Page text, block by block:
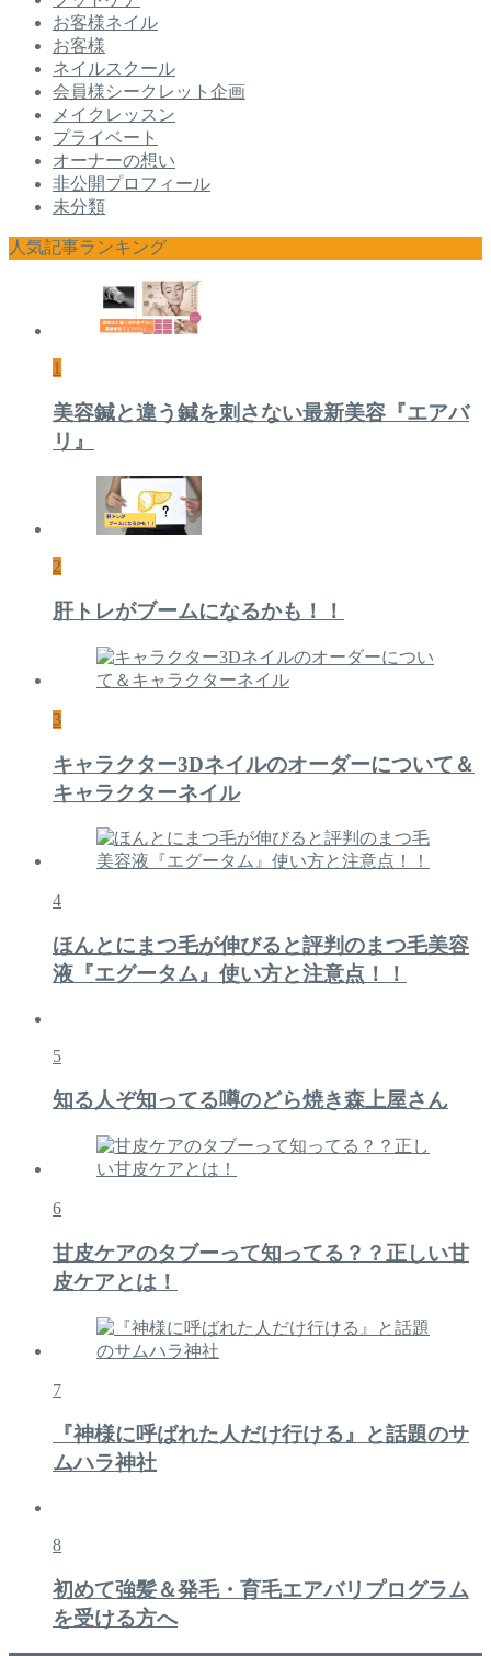
お客様ネイル
お客様
ネイルスクール
会員様シークレット企画
メイクレッスン
プライベート
オーナーの想い
非公開プロフィール
未分類
人気記事ランキング
1
美容鍼と違う鍼を刺さない最新美容『エアバ
リ』
2
肝トレがブームになるかも！！
3
キャラクター3Dネイルのオーダーについて＆
キャラクターネイル
4
ほんとにまつ毛が伸びると評判のまつ毛美容
液『エグータム』使い方と注意点！！
5
知る人ぞ知ってる噂のどら焼き森上屋さん
6
甘皮ケアのタブーって知ってる？？正しい甘
皮ケアとは！
7
『神様に呼ばれた人だけ行ける』と話題のサ
ムハラ神社
8
初めて強髪＆発毛・育毛エアバリプログラム
を受ける方へ